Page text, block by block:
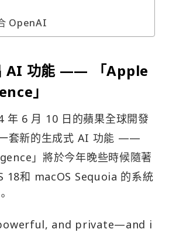
OpenAI
AI 功能 —— 「Apple
」
年 6 月 10 日的蘋果全球開發
套新的生成式 AI 功能 ——
」將於今年晚些時候隨著
18和 macOS Sequoia 的系統
and private—and i